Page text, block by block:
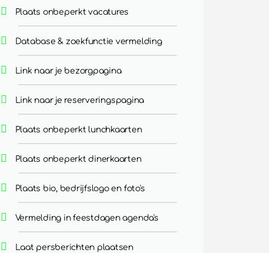
Plaats onbeperkt vacatures
Database & zoekfunctie vermelding
Link naar je bezorgpagina
Link naar je reserveringspagina
Plaats onbeperkt lunchkaarten
Plaats onbeperkt dinerkaarten
Plaats bio, bedrijfslogo en foto's
Vermelding in feestdagen agenda's
Laat persberichten plaatsen